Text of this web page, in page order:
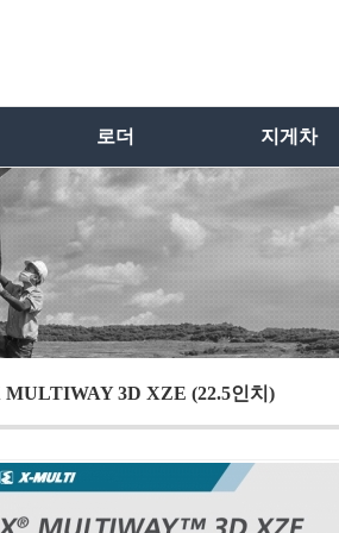
로더 지게차
MULTIWAY 3D XZE (22.5인치)